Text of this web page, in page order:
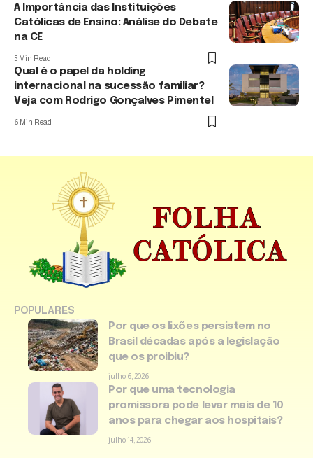
A Importância das Instituições
Católicas de Ensino: Análise do Debate
na CE
5 Min Read
Qual é o papel da holding
internacional na sucessão familiar?
Veja com Rodrigo Gonçalves Pimentel
6 Min Read
POPULARES
Por que os lixões persistem no
Brasil décadas após a legislação
que os proibiu?
julho 6, 2026
Por que uma tecnologia
promissora pode levar mais de 10
anos para chegar aos hospitais?
julho 14, 2026